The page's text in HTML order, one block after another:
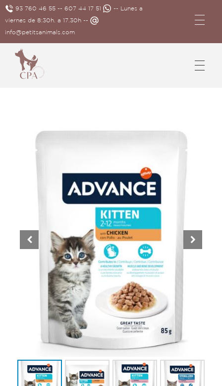
93 760 46 55 -- 607 44 17 51 -- Lunes a
viernes de 8:30h. a 17.30h --
info@petitsanimals.com